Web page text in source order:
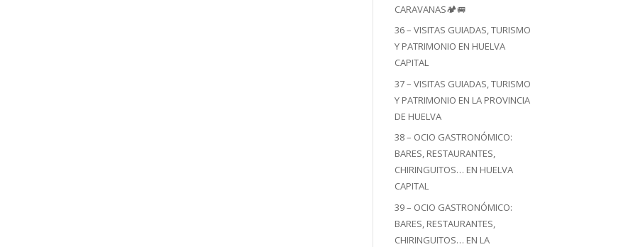
CARAVANAS🏕️🚐
36 – VISITAS GUIADAS, TURISMO
Y PATRIMONIO EN HUELVA
CAPITAL
37 – VISITAS GUIADAS, TURISMO
Y PATRIMONIO EN LA PROVINCIA
DE HUELVA
38 – OCIO GASTRONÓMICO:
BARES, RESTAURANTES,
CHIRINGUITOS… EN HUELVA
CAPITAL
39 – OCIO GASTRONÓMICO:
BARES, RESTAURANTES,
CHIRINGUITOS… EN LA